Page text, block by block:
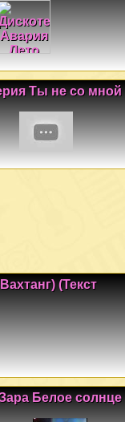
Ты не со мной
(Текст
Белое солнце